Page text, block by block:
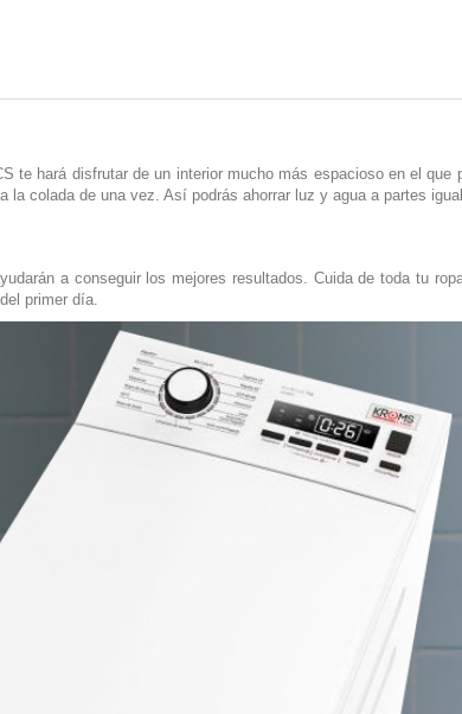
te hará disfrutar de un interior mucho más espacioso en el que
colada de una vez. Así podrás ahorrar luz y agua a partes
a conseguir los mejores resultados. Cuida de toda tu
primer día.